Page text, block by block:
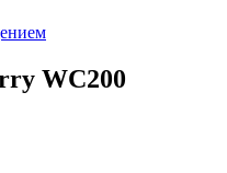
WC200